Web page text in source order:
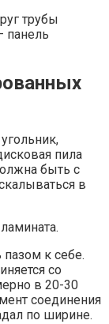
трубы
панель
пила
быть с
в
к себе.
со
в 20-30
соединения
по ширине.